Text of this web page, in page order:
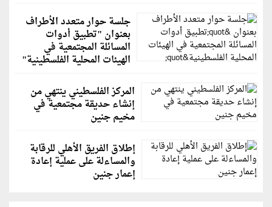
جلسة حوار متعدد الأطراف
بعنوان "تطبيق أدوات
المسائلة المجتمعية في
الهيئات المحلية الفلسطينية"
المركز الفلسطيني ينتهي من
إنشاء حديقة مجتمعية في
مخيم جنين
إطلاق الفريق الأهلي للرقابة
والمساءلة على عملية إعادة
إعمار جنين